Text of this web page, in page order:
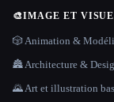
🎨IMAGE ET
🎲 Animation &
🏯 Architecture &
🌄 Art et illustration